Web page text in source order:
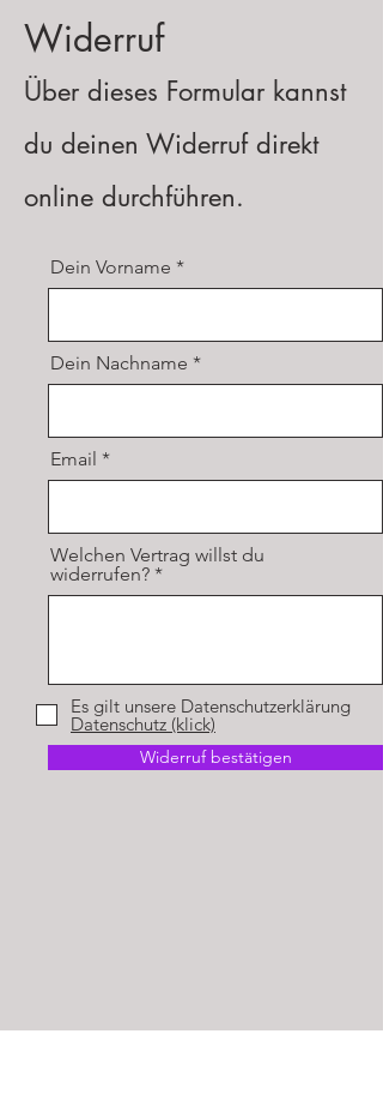
Widerruf
Über dieses Formular kannst
du deinen Widerruf direkt
online durchführen.
Dein Vorname
Dein Nachname
Email
Welchen Vertrag willst du
widerrufen?
Es gilt unsere Datenschutzerklärung
Datenschutz (klick)
Widerruf bestätigen